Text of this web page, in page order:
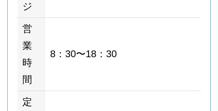
ジ
営
業
時
間
8：30〜18：30
定